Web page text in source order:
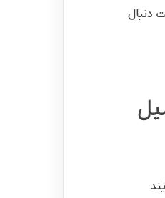
دنبال